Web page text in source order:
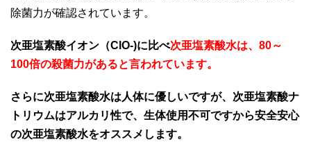
除菌力が確認されています。
次亜塩素酸イオン（ClO-)に比べ次亜塩素酸水は、80～
100倍の殺菌力があると言われています。
さらに次亜塩素酸水は人体に優しいですが、次亜塩素酸ナ
トリウムはアルカリ性で、生体使用不可ですから安全安心
の次亜塩素酸水をオススメします。